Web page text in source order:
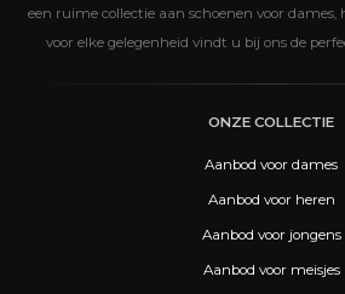
een ruime collectie aan schoenen voor dames,
voor elke gelegenheid vindt u bij ons de
ONZE COLLECTIE
Aanbod voor dames
Aanbod voor heren
Aanbod voor jongens
Aanbod voor meisjes